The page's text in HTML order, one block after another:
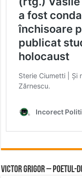
Victor Grigor – Poetul-